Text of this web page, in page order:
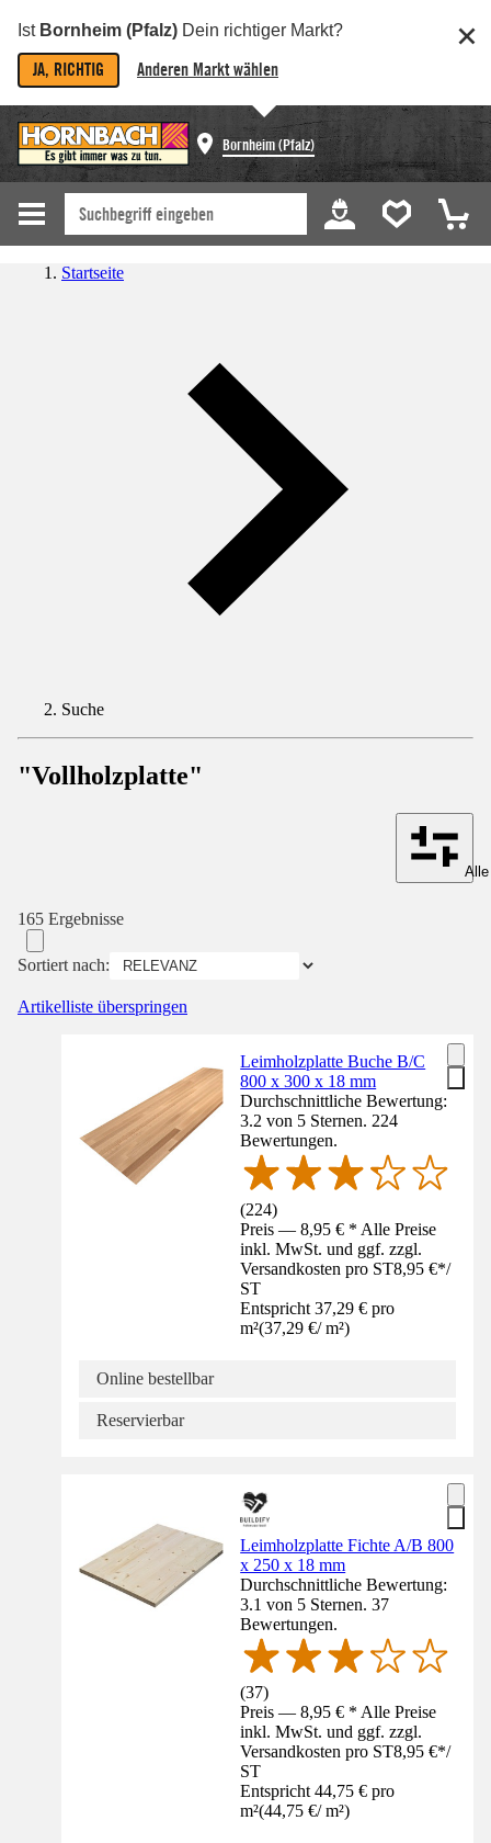
Ist Bornheim (Pfalz) Dein richtiger Markt?
JA, RICHTIG Anderen Markt wählen
Bornheim (Pfalz)
Startseite
Suche
"Vollholzplatte"
165 Ergebnisse
Sortiert nach:
Artikelliste überspringen
Leimholzplatte Buche B/C
800 x 300 x 18 mm
Durchschnittliche Bewertung:
3.2 von 5 Sternen. 224
Bewertungen.
(224)
Preis — 8,95 € * Alle Preise
inkl. MwSt. und ggf. zzgl.
Versandkosten pro ST8,95 €*/
ST
Entspricht 37,29 € pro
m²(37,29 €/ m²)
Online bestellbar
Reservierbar
Leimholzplatte Fichte A/B 800
x 250 x 18 mm
Durchschnittliche Bewertung:
3.1 von 5 Sternen. 37
Bewertungen.
(37)
Preis — 8,95 € * Alle Preise
inkl. MwSt. und ggf. zzgl.
Versandkosten pro ST8,95 €*/
ST
Entspricht 44,75 € pro
m²(44,75 €/ m²)